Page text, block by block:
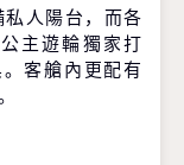
人陽台，而各
主遊輪獨家打
客艙內更配有